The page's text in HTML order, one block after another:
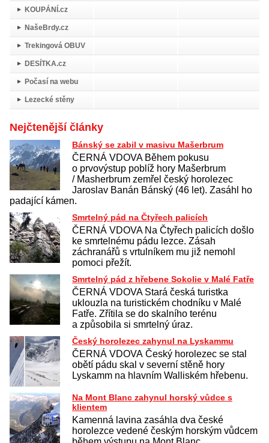
KOUPÁNÍ.cz
NašeBrdy.cz
Trekingová OBUV
DESÍTKA.cz
Počasí na webu
Lezecké stěny
Nejčtenější články
Bánský se zabil v masivu Mašerbrum
ČERNÁ VDOVA Během pokusu
o prvovýstup poblíž hory Mašerbrum
/ Masherbrum zemřel český horolezec
Jaroslav Banán Bánský (46 let). Zasáhl ho
padající kámen.
Smrtelný pád na Čtyřech palicích
ČERNÁ VDOVA Na Čtyřech palicích došlo
ke smrtelnému pádu lezce. Zásah
záchranářů s vrtulníkem mu již nemohl
pomoci přežít.
Smrtelný pád z hřebene Sokolie v Malé Fatře
ČERNÁ VDOVA Stará česká turistka
uklouzla na turistickém chodníku v Malé
Fatře. Zřítila se do skalního terénu
a způsobila si smrtelný úraz.
Český horolezec zahynul na Lyskammu
ČERNÁ VDOVA Český horolezec se stal
obětí pádu skal v severní stěně hory
Lyskamm na hlavním Walliském hřebenu.
Na Mont Blanc zahynul horský vůdce s
klientem
Kamenná lavina zasáhla dva české
horolezce vedené českým horským vůdcem